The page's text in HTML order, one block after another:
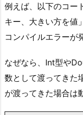
例えば、以下のコー
キー、大きい方を値
コンパイルエラーが
なぜなら、Int型や
数として渡ってきた
が渡ってきた場合は